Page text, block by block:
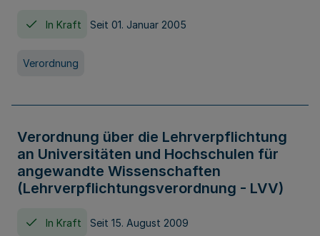
In Kraft Seit 01. Januar 2005
Verordnung
Verordnung über die Lehrverpflichtung
an Universitäten und Hochschulen für
angewandte Wissenschaften
(Lehrverpflichtungsverordnung - LVV)
In Kraft Seit 15. August 2009